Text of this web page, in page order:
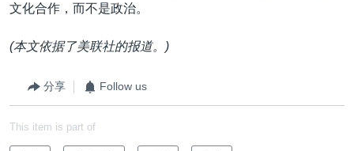
文化合作，而不是政治。
(本文依据了美联社的报道。)
分享 Follow us
This item is part of